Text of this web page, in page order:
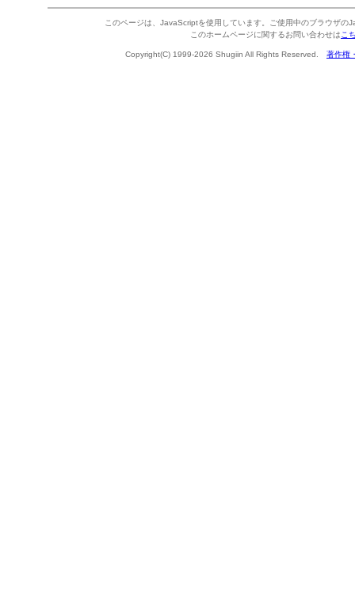
このページは、JavaScriptを使用しています。ご使用中のブラウザの
このホームページに関するお問い合わせは こ
Copyright(C) 1999-2026 Shugiin All Rights Reserved. 著作権